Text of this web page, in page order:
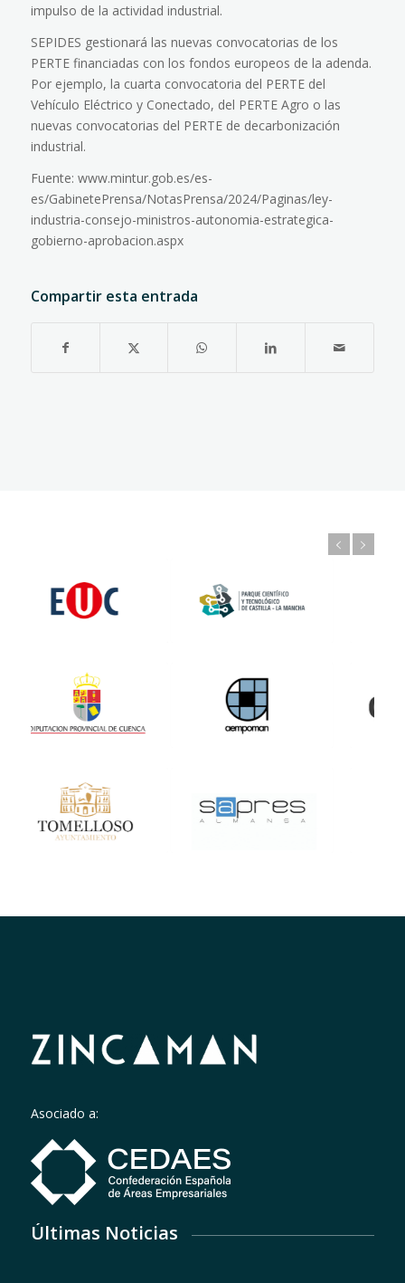
impulso de la actividad industrial.
SEPIDES gestionará las nuevas convocatorias de los
PERTE financiadas con los fondos europeos de la adenda.
Por ejemplo, la cuarta convocatoria del PERTE del
Vehículo Eléctrico y Conectado, del PERTE Agro o las
nuevas convocatorias del PERTE de decarbonización
industrial.
Fuente: www.mintur.gob.es/es-
es/GabinetePrensa/NotasPrensa/2024/Paginas/ley-
industria-consejo-ministros-autonomia-estrategica-
gobierno-aprobacion.aspx
Compartir esta entrada
Asociado a:
Últimas Noticias